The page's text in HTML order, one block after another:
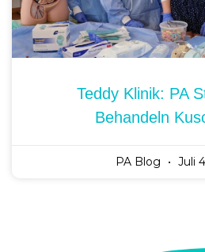
Teddy Klinik: PA
Behandeln
PA Blog Juli